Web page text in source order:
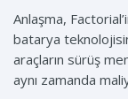
Anlaşma,
batarya
araçların sürüş
aynı zamanda